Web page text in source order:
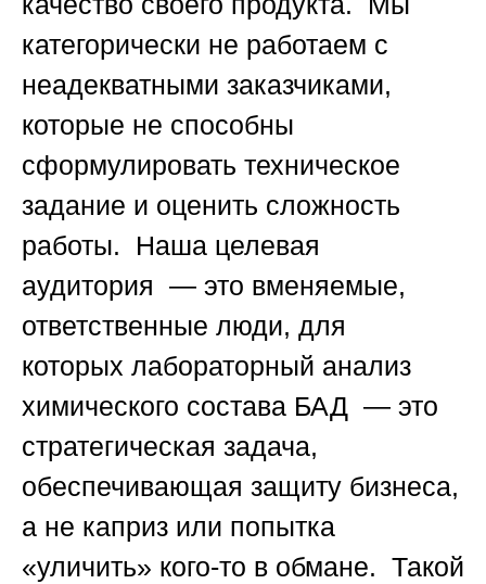
категорически не работаем с
неадекватными заказчиками,
которые не способны
сформулировать техническое
задание и оценить сложность
работы. Наша целевая
аудитория — это вменяемые,
ответственные люди, для
которых лабораторный анализ
химического состава БАД — это
стратегическая задача,
обеспечивающая защиту бизнеса,
а не каприз или попытка
«уличить» кого-то в обмане. Такой